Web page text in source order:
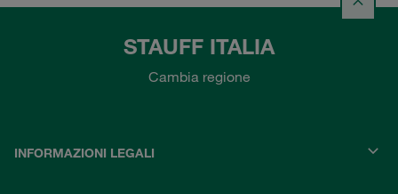
STAUFF ITALIA
Cambia regione
INFORMAZIONI LEGALI